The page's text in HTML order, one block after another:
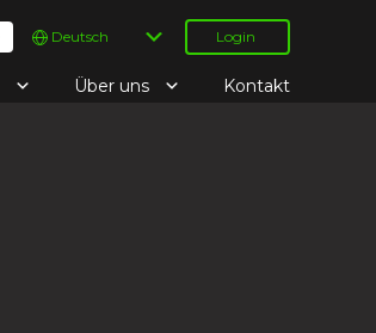
Sprache
auswählen
Login
Über uns Kontakt